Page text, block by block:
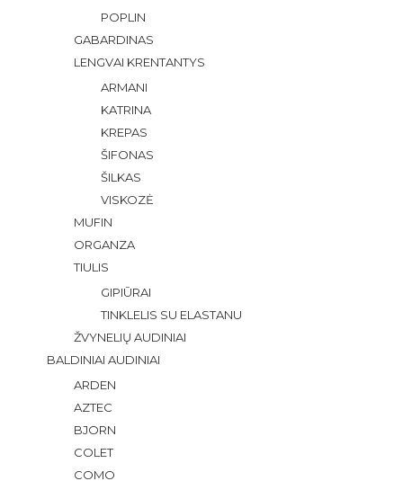
POPLIN
GABARDINAS
LENGVAI KRENTANTYS
ARMANI
KATRINA
KREPAS
ŠIFONAS
ŠILKAS
VISKOZĖ
MUFIN
ORGANZA
TIULIS
GIPIŪRAI
TINKLELIS SU ELASTANU
ŽVYNELIŲ AUDINIAI
BALDINIAI AUDINIAI
ARDEN
AZTEC
BJORN
COLET
COMO